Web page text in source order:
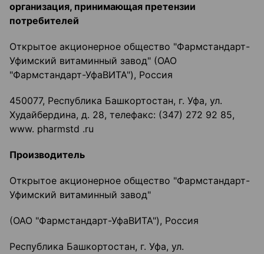
организация, принимающая претензии
потребителей
Открытое акционерное общество "Фармстандарт-
Уфимский витаминный завод" (ОАО
"Фармстандарт-УфаВИТА"), Россия
450077, Республика Башкортостан, г. Уфа, ул.
Худайбердина, д. 28, телефакс: (347) 272 92 85,
www. pharmstd .ru
Производитель
Открытое акционерное общество "Фармстандарт-
Уфимский витаминный завод"
(ОАО "Фармстандарт-УфаВИТА"), Россия
Республика Башкортостан, г. Уфа, ул.